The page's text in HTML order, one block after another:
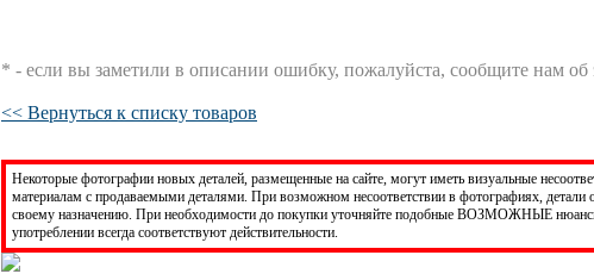
* - если вы заметили в описании ошибку, пожалуйста, сообщите нам об
<< Вернуться к списку товаров
Некоторые фотографии новых деталей, размещенные на сайте, могут иметь визуальные
материалам с продаваемыми деталями. При возможном несоответствии в фотографиях, детали
своему назначению. При необходимости до покупки уточняйте подобные ВОЗМОЖНЫЕ
употреблении всегда соответствуют действительности.